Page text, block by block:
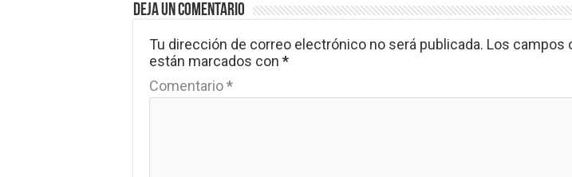
Deja un comentario
Tu dirección de correo electrónico no será publicada. Los campos
están marcados con *
Comentario*